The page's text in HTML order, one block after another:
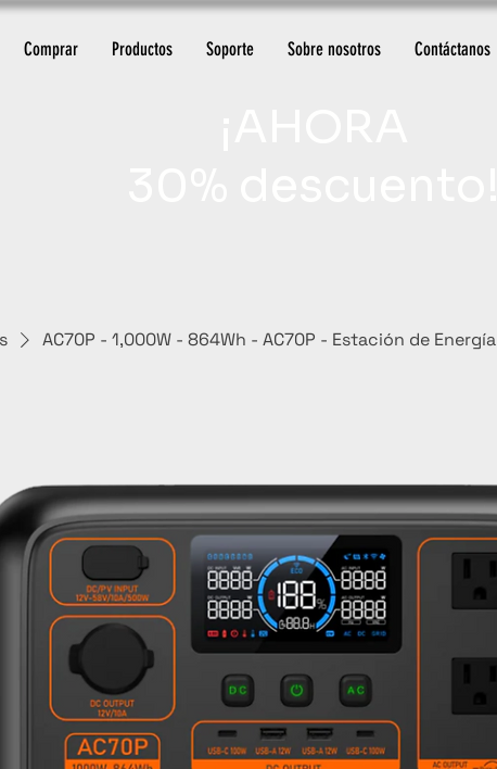
Comprar Productos Soporte Sobre nosotros Contáctanos
AC70P - 1,000W - 864Wh - AC70P - Estación de Energía